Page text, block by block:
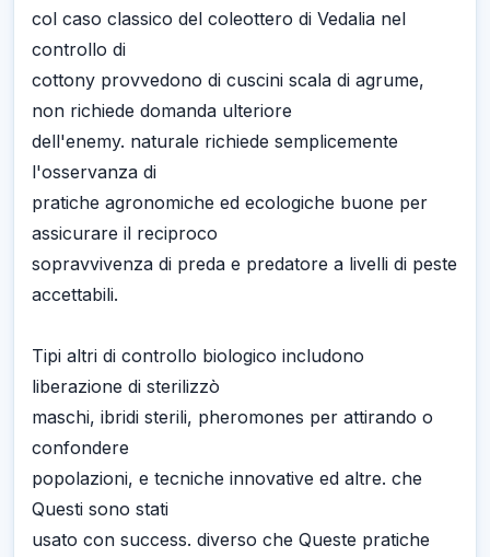
col caso classico del coleottero di Vedalia nel
controllo di
cottony provvedono di cuscini scala di agrume,
non richiede domanda ulteriore
dell'enemy. naturale richiede semplicemente
l'osservanza di
pratiche agronomiche ed ecologiche buone per
assicurare il reciproco
sopravvivenza di preda e predatore a livelli di peste
accettabili.
Tipi altri di controllo biologico includono
liberazione di sterilizzò
maschi, ibridi sterili, pheromones per attirando o
confondere
popolazioni, e tecniche innovative ed altre. che
Questi sono stati
usato con success. diverso che Queste pratiche